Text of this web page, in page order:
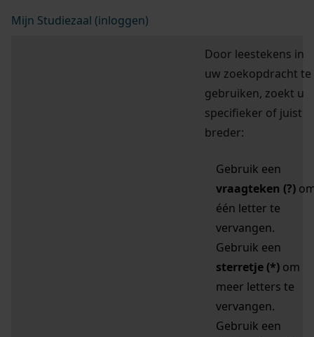
Mijn Studiezaal (inloggen)
Door leestekens in
uw zoekopdracht te
gebruiken, zoekt u
specifieker of juist
breder:
Gebruik een
vraagteken (?)
één letter te
vervangen.
Gebruik een
sterretje (*) om
meer letters te
vervangen.
Gebruik een